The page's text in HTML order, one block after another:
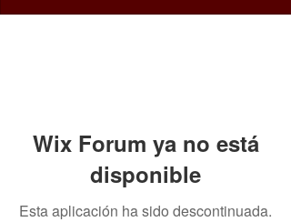
Wix Forum ya no está
disponible
Esta aplicación ha sido descontinuada.